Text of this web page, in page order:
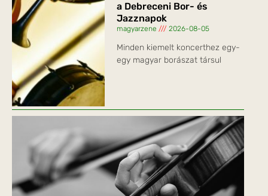
a Debreceni Bor- és
Jazznapok
magyarzene 2026-08-05
Minden kiemelt koncerthez egy-
egy magyar borászat társul